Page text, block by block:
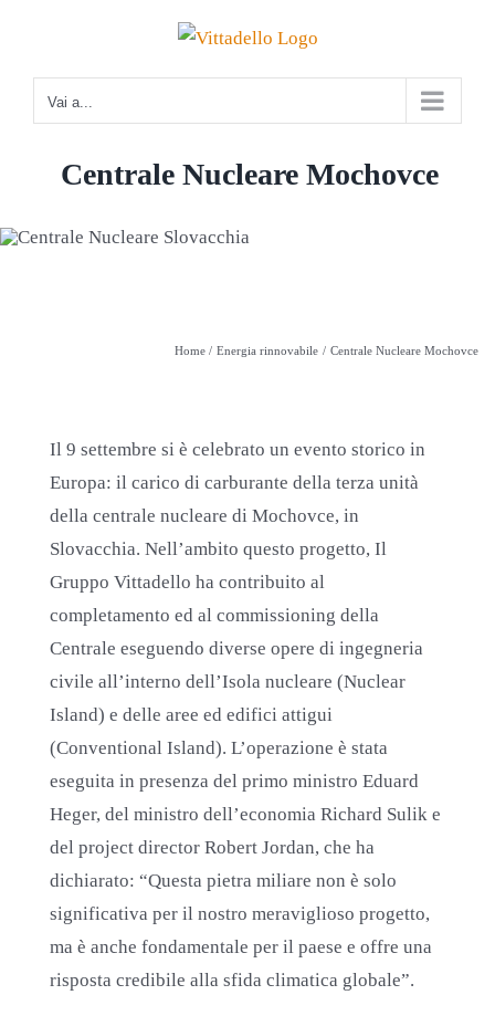
contenuto
Vai a...
Centrale Nucleare Mochovce
Home Energia rinnovabile Centrale Nucleare Mochovce
Il 9 settembre si è celebrato un evento storico in
Europa: il carico di carburante della terza unità
della centrale nucleare di Mochovce, in
Slovacchia. Nell’ambito questo progetto, Il
Gruppo Vittadello ha contribuito al
completamento ed al commissioning della
Centrale eseguendo diverse opere di ingegneria
civile all’interno dell’Isola nucleare (Nuclear
Island) e delle aree ed edifici attigui
(Conventional Island). L’operazione è stata
eseguita in presenza del primo ministro Eduard
Heger, del ministro dell’economia Richard Sulik e
del project director Robert Jordan, che ha
dichiarato: “Questa pietra miliare non è solo
significativa per il nostro meraviglioso progetto,
ma è anche fondamentale per il paese e offre una
risposta credibile alla sfida climatica globale”.